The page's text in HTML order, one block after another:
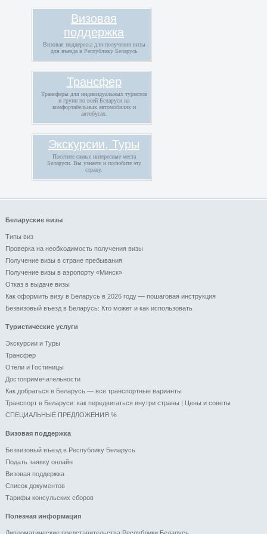
Визовая
поддержка
Визовая поддержка для получения визы
для въезда в Республику Беларусь
Трансфер
Трансферы для индивидуальных туристов
и групп по всей Беларуси на
комфортабельных автомобилях и
автобусах.
Экскурсии, Туры
Посетите самые интересные места
Беларуси. Вы узнаете и полюбите эту
страну.
Беларуские визы
Типы виз
Проверка на необходимость получения визы
Получение визы в стране пребывания
Получение визы в аэропорту «Минск»
Отказ в выдаче визы
Как оформить визу в Беларусь в 2026 году — пошаговая инструкция
Безвизовый въезд в Беларусь: Кто может и как использовать
Туристические услуги
Экскурсии и Туры
Трансфер
Отели и Гоcтиницы
Достопримечательности
Как добраться в Беларусь — все транспортные варианты
Транспорт в Беларуси: как передвигаться внутри страны | Цены и советы
СПЕЦИАЛЬНЫЕ ПРЕДЛОЖЕНИЯ %
Визовая поддержка
Безвизовый въезд в Республику Беларусь
Подать заявку онлайн
Визовая поддержка
Список документов
Тарифы консульских сборов
Полезная информация